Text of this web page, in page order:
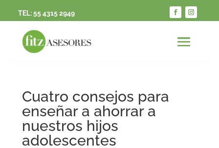
TEL:55 4315 2949
Cuatro consejos para
enseñar a ahorrar a
nuestros hijos
adolescentes